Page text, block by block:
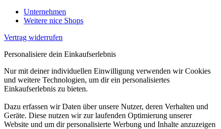
Unternehmen
Weitere nice Shops
Vertrag widerrufen
Personalisiere dein Einkaufserlebnis
Nur mit deiner individuellen Einwilligung verwenden wir Cookies
und weitere Technologien, um dir ein personalisiertes
Einkaufserlebnis zu bieten.
Dazu erfassen wir Daten über unsere Nutzer, deren Verhalten und
Geräte. Diese nutzen wir zur laufenden Optimierung unserer
Website und um dir personalisierte Werbung und Inhalte anzuzeigen